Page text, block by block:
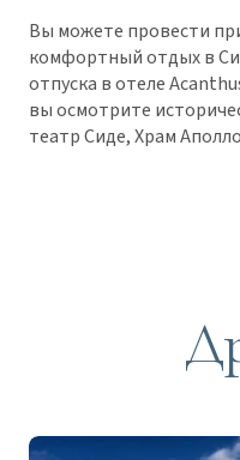
Вы можете провести
комфортный отдых в
отпуска в отеле
вы осмотрите
театр Сиде, Храм